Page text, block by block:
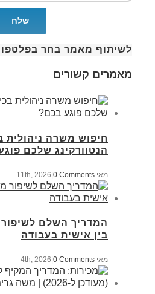
לשיתוף מאמר בחר
מאמרים קשורים
חיפוש משרה ניהולית
הנטוורקינג שלכם
מאי 11th, 2026 |0 Comments
המדריך השלם לשיפור
בין אישית בעבודה
מאי 4th, 2026 0 Comments